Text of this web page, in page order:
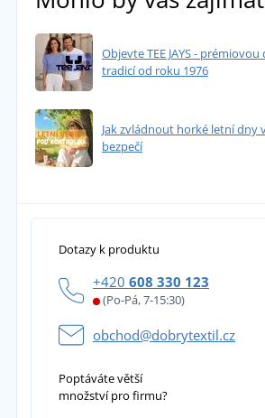
Objevte TEE JAYS -
tradicí od roku 1976
Jak zvládnout horké letní dny
bezpečí
Dotazy k produktu
+420 608 330 123
(Po-Pá, 7-15:30)
obchod@dobrytextil.cz
Poptáváte větší
množství pro firmu?